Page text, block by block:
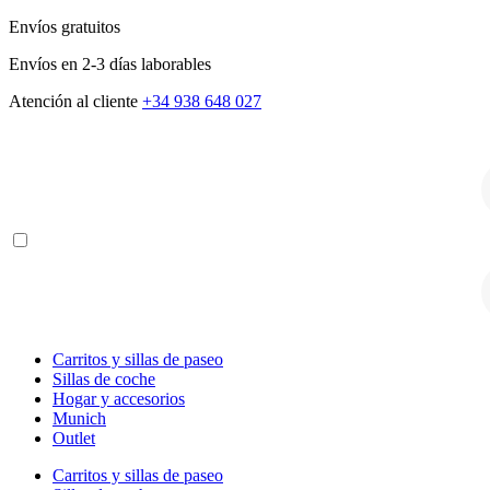
Envíos gratuitos
Envíos en 2-3 días laborables
Atención al cliente +34 938 648 027
Carritos y sillas de paseo
Sillas de coche
Hogar y accesorios
Munich
Outlet
Carritos y sillas de paseo